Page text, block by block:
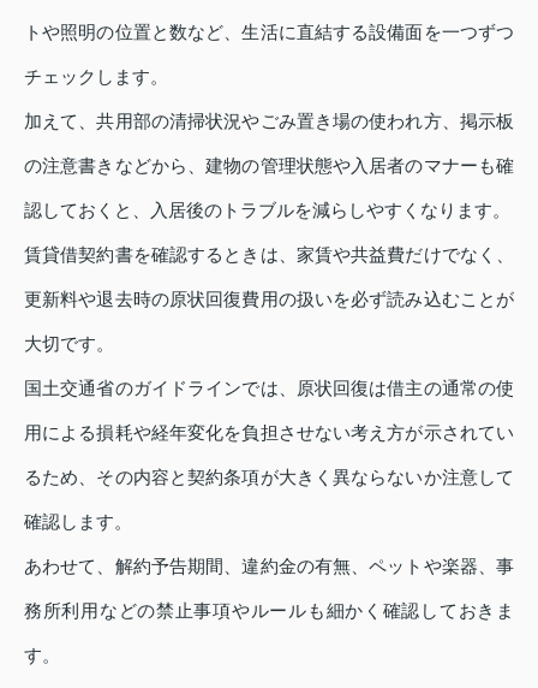
トや照明の位置と数など、生活に直結する設備面を一つずつ
チェックします。
加えて、共用部の清掃状況やごみ置き場の使われ方、掲示板
の注意書きなどから、建物の管理状態や入居者のマナーも確
認しておくと、入居後のトラブルを減らしやすくなります。
賃貸借契約書を確認するときは、家賃や共益費だけでなく、
更新料や退去時の原状回復費用の扱いを必ず読み込むことが
大切です。
国土交通省のガイドラインでは、原状回復は借主の通常の使
用による損耗や経年変化を負担させない考え方が示されてい
るため、その内容と契約条項が大きく異ならないか注意して
確認します。
あわせて、解約予告期間、違約金の有無、ペットや楽器、事
務所利用などの禁止事項やルールも細かく確認しておきま
す。